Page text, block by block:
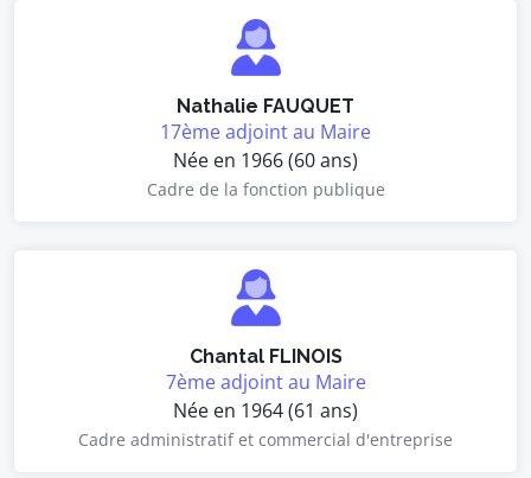
Nathalie FAUQUET
17ème adjoint au Maire
Née en 1966 (60 ans)
Cadre de la fonction publique
Chantal FLINOIS
7ème adjoint au Maire
Née en 1964 (61 ans)
Cadre administratif et commercial d'entreprise